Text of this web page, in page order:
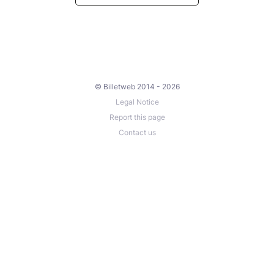
© Billetweb 2014 - 2026
Legal Notice
Report this page
Contact us